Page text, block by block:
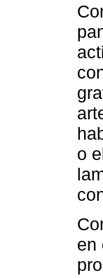
o
en